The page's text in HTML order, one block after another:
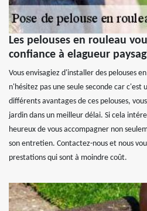
Les pelouses en rouleau
confiance à elagueur
Vous envisagiez d'installer des pelouses
n'hésitez pas une seule seconde car c'est
différents avantages de ces pelouses,
jardin dans un meilleur délai. Si cela
heureux de vous accompagner non
son entretien. Contactez-nous et nous
prestations qui sont à moindre coût.